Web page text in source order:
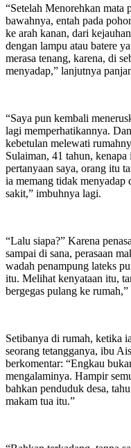
“Setelah Menorehkan mata
bawahnya, entah pada
ke arah kanan, dari
dengan lampu atau batere
merasa tenang, karena, di
menyadap,” lanjutnya
“Saya pun kembali
lagi memperhatikannya.
kebetulan melewati
Sulaiman, 41 tahun,
pertanyaan saya, orang itu
ia memang tidak menyadap
sakit,” imbuhnya lagi.
“Lalu siapa?” Karena
sampai di sana, perasaan
wadah penampung lateks
itu. Melihat kenyataan itu,
bergegas pulang ke
Setibanya di rumah, ketika
seorang tetangganya, ibu
berkomentar: “Engkau
mengalaminya. Hampir
bahkan penduduk desa,
makam tua itu.”